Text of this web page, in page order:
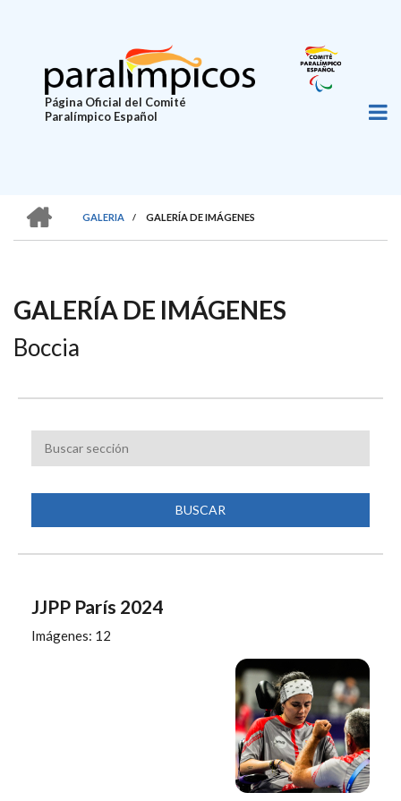
principal
Página Oficial del Comité
Paralímpico Español
SOBRESCRIBIR
DE
AYUDA
A
NAVEGACIÓN
GALERIA
/ GALERÍA DE IMÁGENES
GALERÍA DE IMÁGENES
Boccia
JJPP París 2024
Imágenes: 12